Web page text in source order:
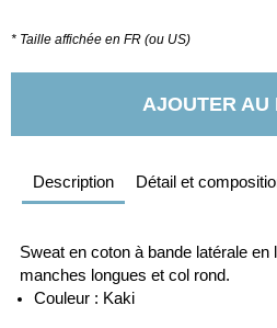
* Taille affichée en FR (ou US)
AJOUTER AU
Description Détail et
Sweat en coton à bande latérale
manches longues et col rond.
Couleur : Kaki